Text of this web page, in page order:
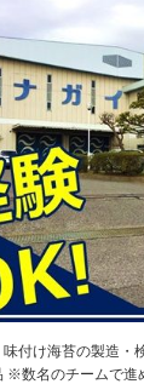
付け海苔の製造・
※数名のチームで